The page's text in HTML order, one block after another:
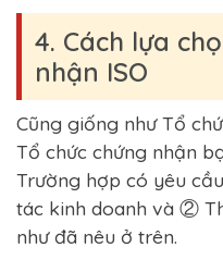
4. Cách lựa
nhận ISO
Cũng giống như Tổ
Tổ chức chứng nhận
Trường hợp có yêu
tác kinh doanh và ②
như đã nêu ở trên.